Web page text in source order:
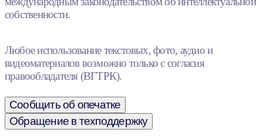
собственности.
Любое использование текстовых, фото, аудио и
видеоматериалов возможно только с согласия
правообладателя (ВГТРК).
Сообщить об опечатке
Обращение в техподдержку